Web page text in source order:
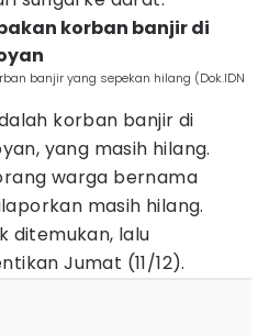
korban banjir di
banjir yang sepekan hilang (Dok.IDN
korban banjir di
yang masih hilang.
warga bernama
masih hilang.
ditemukan, lalu
Jumat (11/12).